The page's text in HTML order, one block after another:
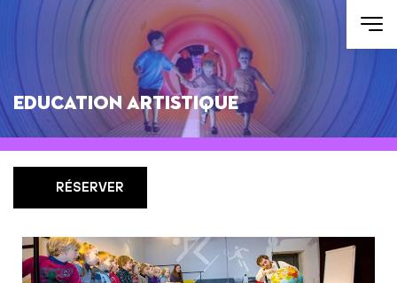
Aller au contenu
Education artistique
RÉSERVER